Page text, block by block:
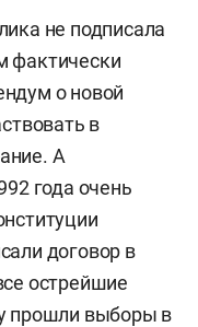
не подписала
фактически
о новой
в
А
года очень
договор в
острейшие
прошли выборы в